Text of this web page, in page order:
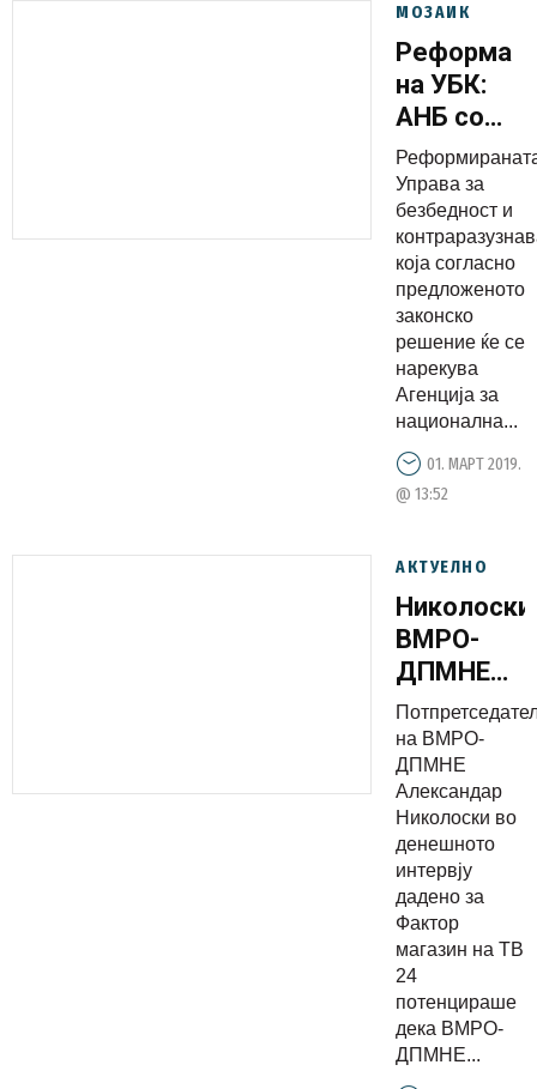
МОЗАИК
Реформа
на УБК:
АНБ со
директор
именуван
од
премиерот
ќе
расчистува
со тајната
полиција
Управа за
безбедност и
која согласно
предложеното
законско
решение ќе се
нарекува
Агенција за
национална...
01. МАРТ 2019.
@ 13:52
АКТУЕЛНО
Николоски:
ВМРО-
ДПМНЕ
останува
посветена
на
реформите
за
напредок
на
државата
кон ЕУ и
НАТО
на ВМРО-
ДПМНЕ
Александар
Николоски во
денешното
интервју
дадено за
Фактор
магазин на ТВ
24
потенцираше
дека ВМРО-
ДПМНЕ...